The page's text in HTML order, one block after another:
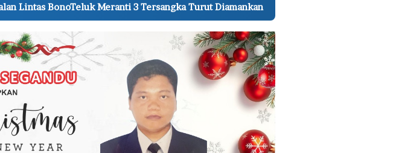
Tersangka Turut Diamankan Ungkap 1.187 Kasus Narkoba Masa Waktu 300